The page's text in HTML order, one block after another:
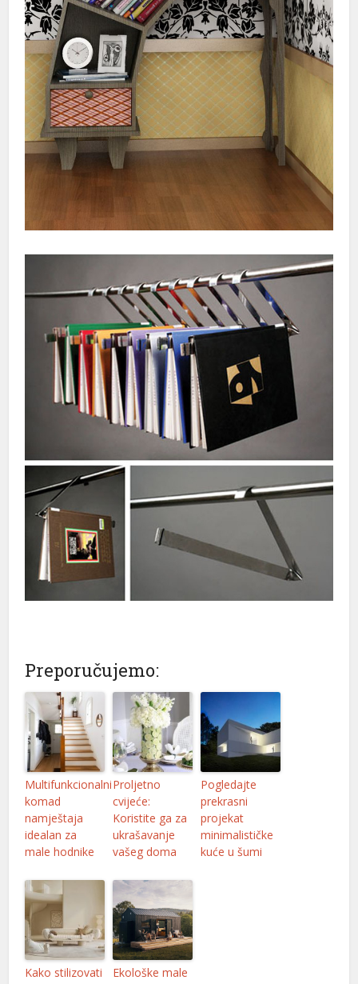
Preporučujemo:
Multifunkcionalni
komad
namještaja
idealan za
male hodnike
Proljetno
cvijeće:
Koristite ga za
ukrašavanje
vašeg doma
Pogledajte
prekrasni
projekat
minimalističke
kuće u šumi
Kako stilizovati
Ekološke male